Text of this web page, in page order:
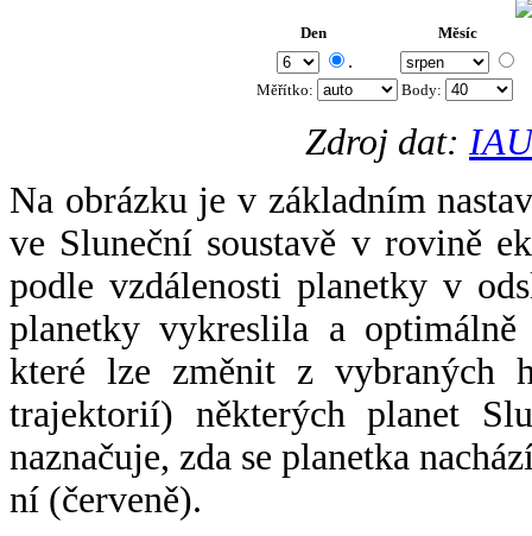
Den Měsíc
.
Měřítko: Body:
Zdroj dat:
Na obrázku je v základním
ve Sluneční soustavě v rovině
podle vzdálenosti planetky v
planetky vykreslila a
které lze změnit z vybraných
trajektorií) některých planet
naznačuje, zda se planetka
ní (červeně).